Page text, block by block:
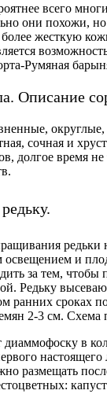
всего
они похожи, но
жесткую
Румяная
Описание
округлые,
сочная и
долгое время
редьки
освещением и
за тем, чтобы
Редьку
ранних сроках
2-3 см. Схема
диаммофоску в
настоящего
размещать